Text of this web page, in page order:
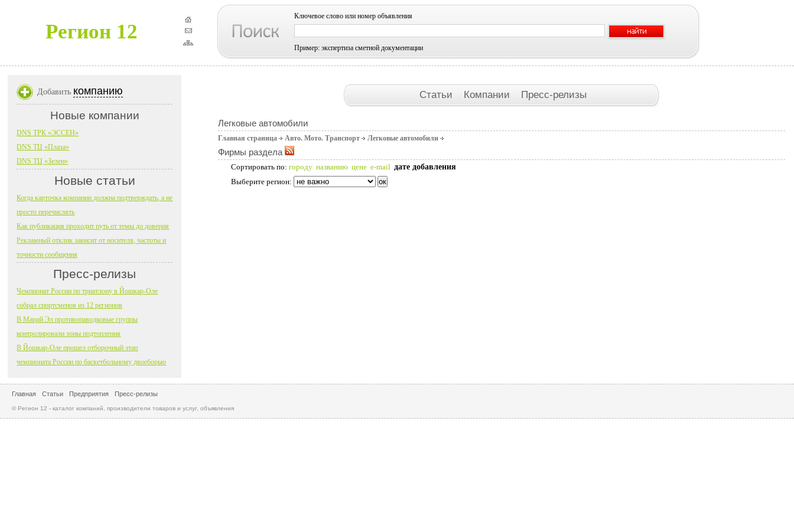
Регион 12
Ключевое слово или номер объявления
Пример: экспертиза сметной документации
Статьи Компании Пресс-релизы
Легковые автомобили
Главная страница Авто. Мото. Транспорт Легковые автомобили
Фирмы раздела
Сортировать по: городу названию цене e-mail дате добавления
Выберите регион:
Добавить компанию
Новые компании
DNS ТРК «ЭССЕН»
DNS ТЦ «Плаза»
DNS ТЦ «Зелен»
Новые статьи
Когда карточка компании должна подтверждать, а не
просто перечислять
Как публикация проходит путь от темы до доверия
Рекламный отклик зависит от носителя, частоты и
точности сообщения
Пресс-релизы
Чемпионат России по триатлону в Йошкар-Оле
собрал спортсменов из 12 регионов
В Марий Эл противопаводковые группы
контролировали зоны подтопления
В Йошкар-Оле прошел отборочный этап
чемпионата России по баскетбольному двоеборью
Главная Статьи Предприятия Пресс-релизы
© Регион 12 - каталог компаний, производители товаров и услуг, объявления